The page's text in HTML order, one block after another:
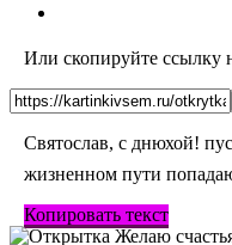
Или скопируйте ссылку
Святослав, с днюхой!
жизненном пути
Копировать текст